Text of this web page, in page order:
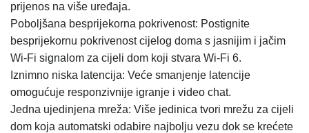
prijenos na više uređaja.
Poboljšana besprijekorna pokrivenost: Postignite
besprijekornu pokrivenost cijelog doma s jasnijim i jačim
Wi-Fi signalom za cijeli dom koji stvara Wi-Fi 6.
Iznimno niska latencija: Veće smanjenje latencije
omogućuje responzivnije igranje i video chat.
Jedna ujedinjena mreža: Više jedinica tvori mrežu za cijeli
dom koja automatski odabire najbolju vezu dok se krećete